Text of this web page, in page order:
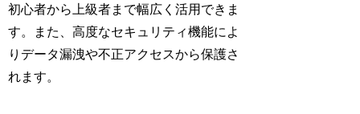
初心者から上級者まで幅広く活用できま
す。また、高度なセキュリティ機能によ
りデータ漏洩や不正アクセスから保護さ
れます。